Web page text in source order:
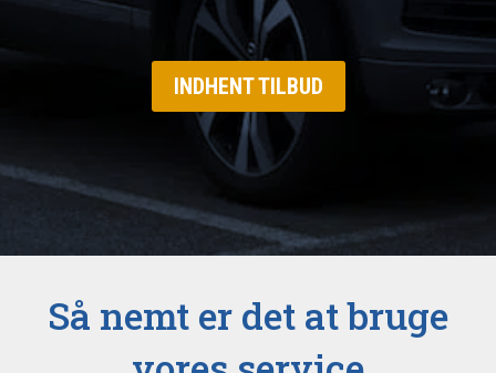
INDHENT TILBUD
Så nemt er det at bruge